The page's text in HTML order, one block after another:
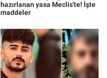
hazırlanan yasa Meclis'te! İşte
maddeler